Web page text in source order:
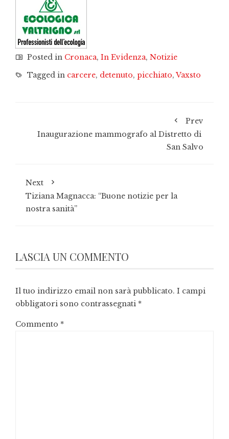
Posted in Cronaca, In Evidenza, Notizie
Tagged in carcere, detenuto, picchiato,Vaxsto
Prev
Inaugurazione mammografo al Distretto di
San Salvo
Next
Tiziana Magnacca: “Buone notizie per la
nostra sanità”
LASCIA UN COMMENTO
Il tuo indirizzo email non sarà pubblicato. I campi
obbligatori sono contrassegnati *
Commento *